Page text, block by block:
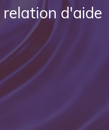
d'aide